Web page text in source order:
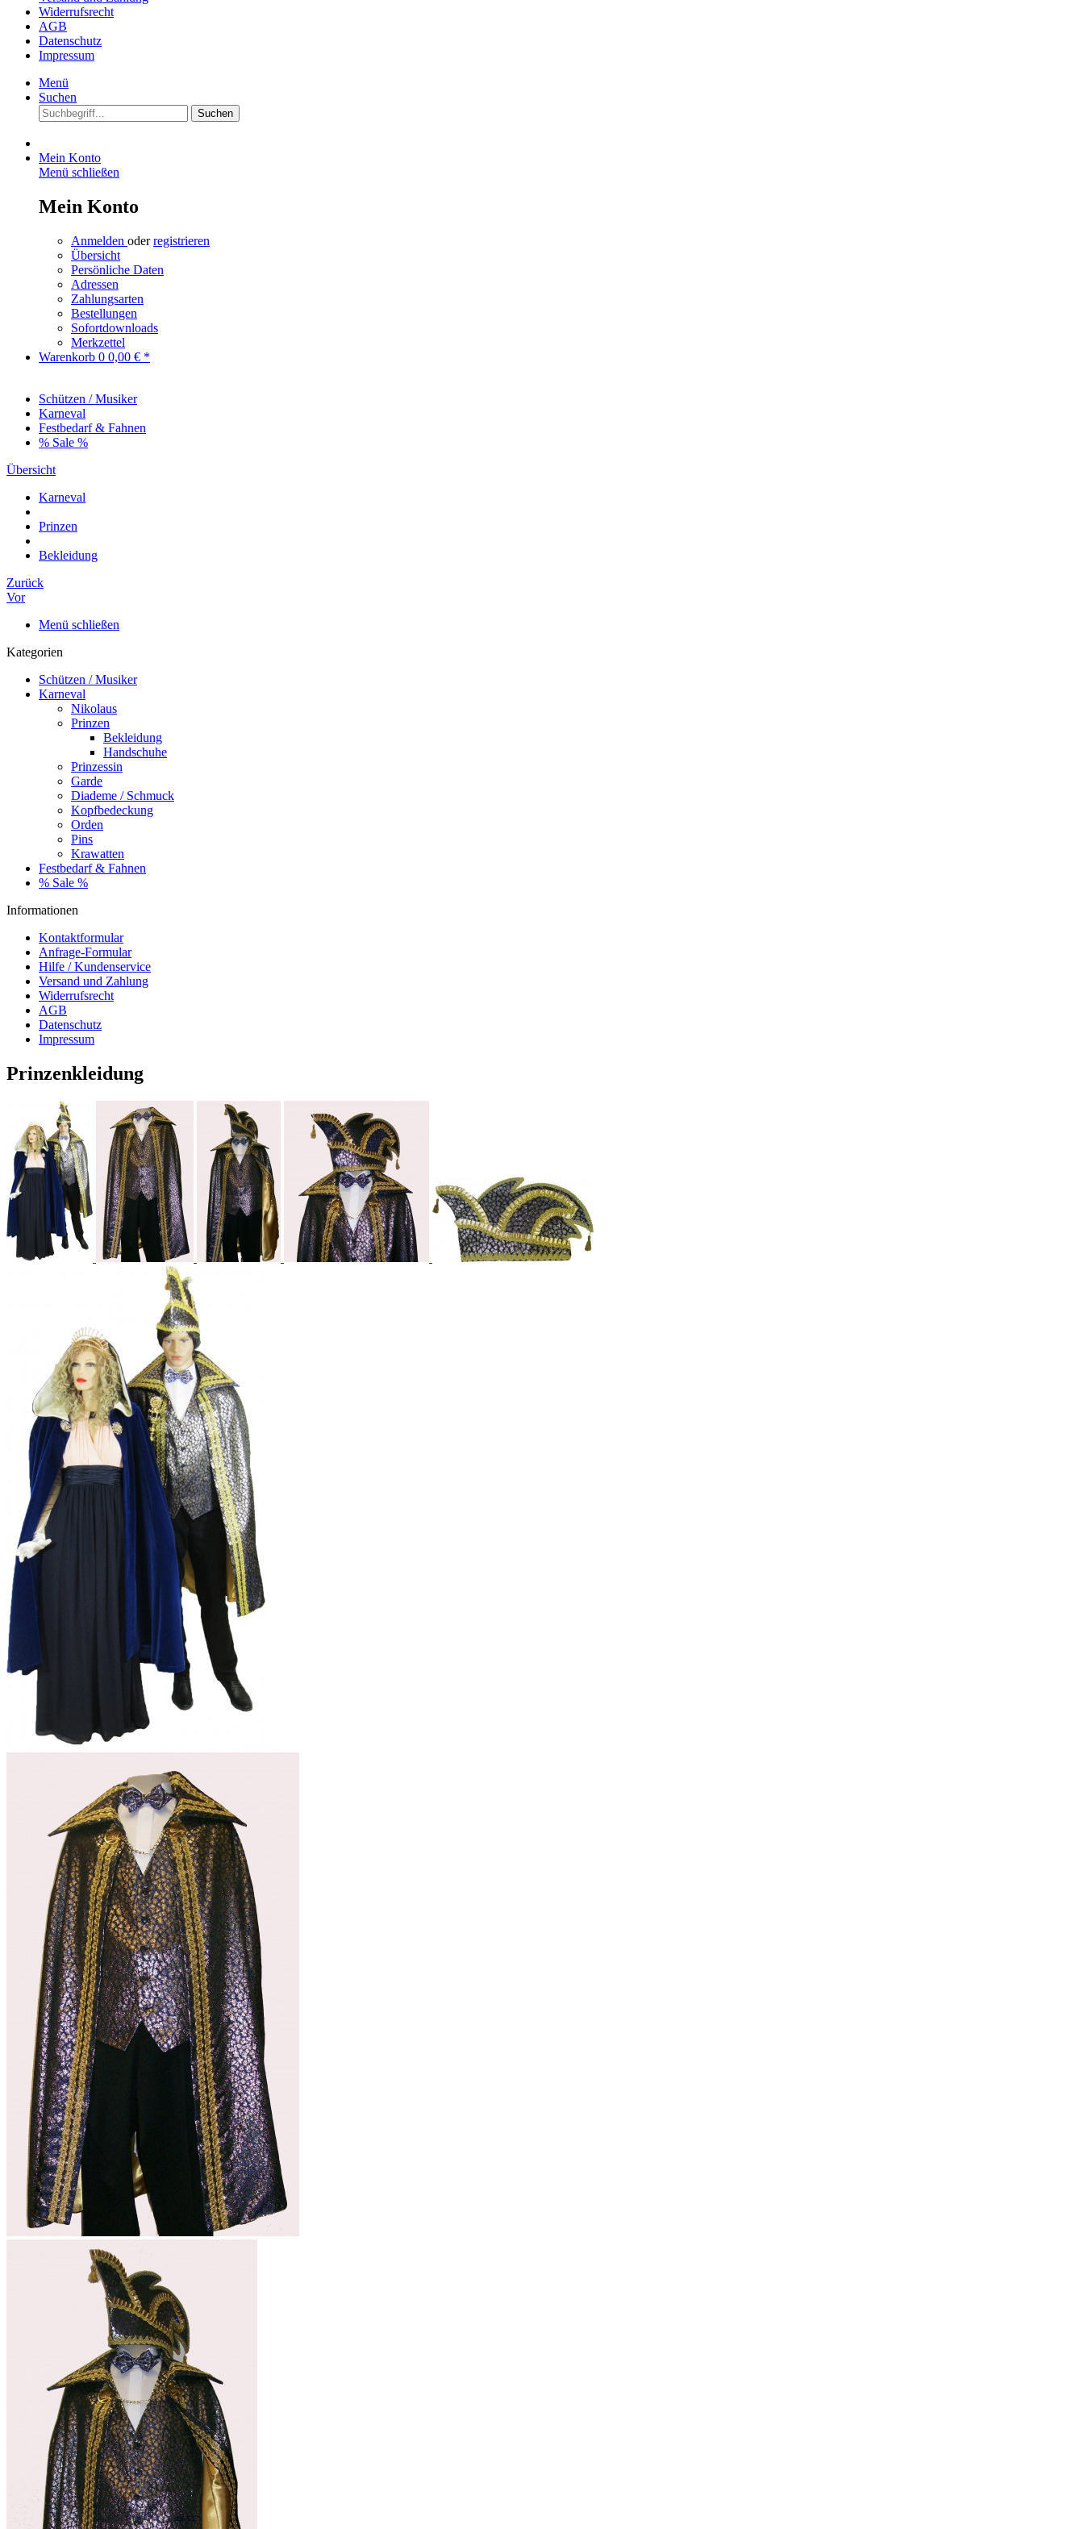
Widerrufsrecht
AGB
Datenschutz
Impressum
Menü
Suchen
Suchen
Mein Konto
Menü schließen
Mein Konto
Anmelden oderregistrieren
Übersicht
Persönliche Daten
Adressen
Zahlungsarten
Bestellungen
Sofortdownloads
Merkzettel
Warenkorb 0 0,00 € *
Schützen / Musiker
Karneval
Festbedarf & Fahnen
% Sale %
Übersicht
Karneval
Prinzen
Bekleidung
Zurück
Vor
Menü schließen
Kategorien
Schützen / Musiker
Karneval
Nikolaus
Prinzen
Bekleidung
Handschuhe
Prinzessin
Garde
Diademe / Schmuck
Kopfbedeckung
Orden
Pins
Krawatten
Festbedarf & Fahnen
% Sale %
Informationen
Kontaktformular
Anfrage-Formular
Hilfe / Kundenservice
Versand und Zahlung
Widerrufsrecht
AGB
Datenschutz
Impressum
Prinzenkleidung